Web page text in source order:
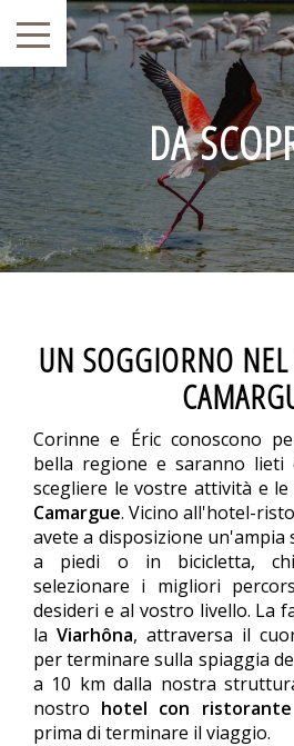
DA
UN SOGGIORNO
Corinne e Éric conoscono
bella regione e saranno
scegliere le vostre attività e
Camargue. Vicino all'hotel-
avete a disposizione un'ampia
a piedi o in bicicletta,
selezionare i migliori
desideri e al vostro livello. La
la Viarhôna, attraversa il
per terminare sulla spiaggia
a 10 km dalla nostra
nostro hotel con
prima di terminare il viaggio.